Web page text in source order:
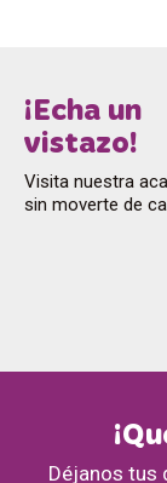
¡Echa un
vistazo!
Visita nuestra
sin moverte de
Déjanos tus